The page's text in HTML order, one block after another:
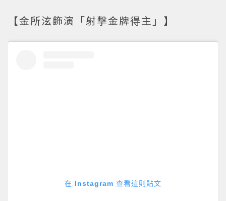
【金所泫飾演「射擊金牌得主」】
在 Instagram 查看這則貼文